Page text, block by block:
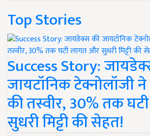
Top Stories
Success Story:
जायटॉनिक टेक्नोलॉजी
की तस्वीर, 30% तक
सुधरी मिट्टी की सेहत!